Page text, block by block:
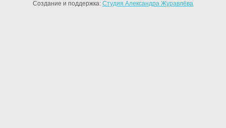
Создание и поддержка: Студия Александра Журавлёва